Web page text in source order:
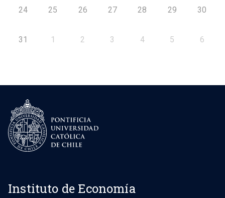
24 25 26 27 28 29 30
31 1 2 3 4 5 6
Instituto de Economía